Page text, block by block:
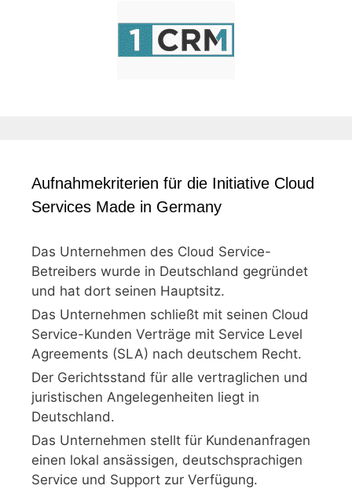
Aufnahmekriterien für die Initiative Cloud
Services Made in Germany
Das Unternehmen des Cloud Service-
Betreibers wurde in Deutschland gegründet
und hat dort seinen Hauptsitz.
Das Unternehmen schließt mit seinen Cloud
Service-Kunden Verträge mit Service Level
Agreements (SLA) nach deutschem Recht.
Der Gerichtsstand für alle vertraglichen und
juristischen Angelegenheiten liegt in
Deutschland.
Das Unternehmen stellt für Kundenanfragen
einen lokal ansässigen, deutschsprachigen
Service und Support zur Verfügung.